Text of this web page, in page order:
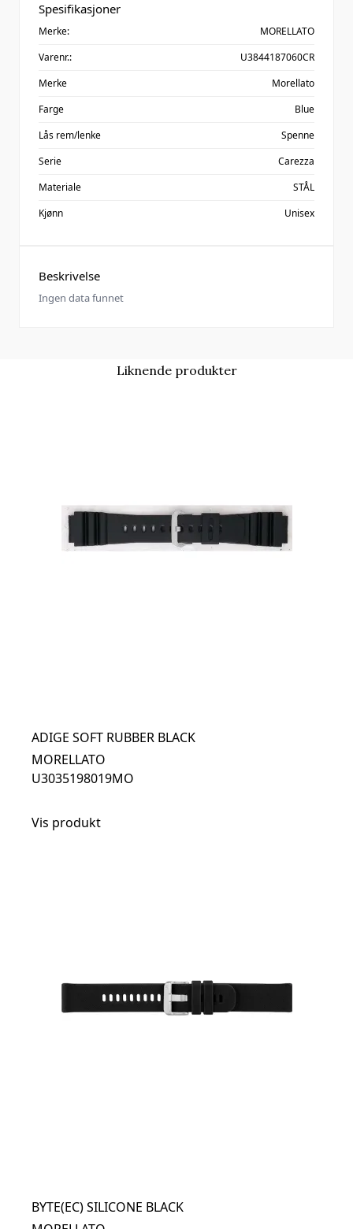
Beskrivelse
Ingen data funnet
Spesifikasjoner
Merke:
MORELLATO
Varenr.:
U3844187060CR
Merke
Morellato
Farge
Blue
Lås rem/lenke
Spenne
Serie
Carezza
Materiale
STÅL
Kjønn
Unisex
Liknende produkter
ADIGE SOFT RUBBER BLACK
MORELLATO
U3035198019MO
Vis produkt
BYTE(EC) SILICONE BLACK